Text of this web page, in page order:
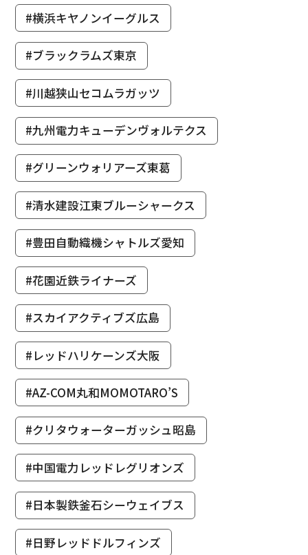
#横浜キヤノンイーグルス
#ブラックラムズ東京
#川越狭山セコムラガッツ
#九州電力キューデンヴォルテクス
#グリーンウォリアーズ東葛
#清水建設江東ブルーシャークス
#豊田自動織機シャトルズ愛知
#花園近鉄ライナーズ
#スカイアクティブズ広島
#レッドハリケーンズ大阪
#AZ-COM丸和MOMOTARO’S
#クリタウォーターガッシュ昭島
#中国電力レッドレグリオンズ
#日本製鉄釜石シーウェイブス
#日野レッドドルフィンズ